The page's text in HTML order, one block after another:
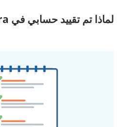
لماذا تم تقييد حسابي في Paysera؟